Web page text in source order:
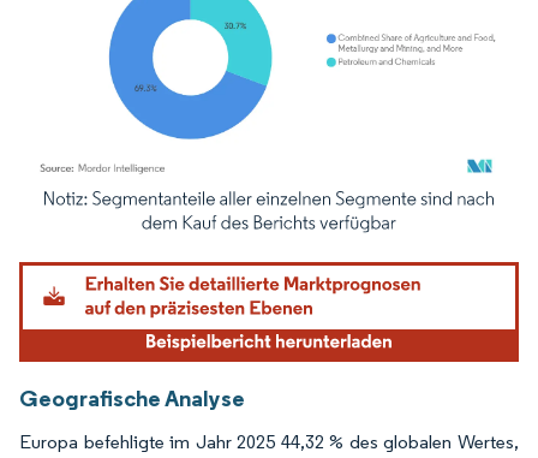
Bild © Mordor Intelligence. Wiederverwendung erfordert Namensnennung
Geografische Analyse
Europa befehligte im Jahr 2025 44,32 % des globalen Wertes,